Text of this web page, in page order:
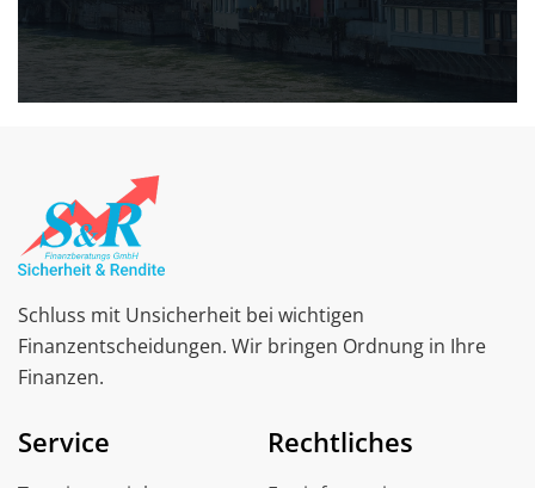
Schluss mit Unsicherheit bei wichtigen
Finanzentscheidungen. Wir bringen Ordnung in Ihre
Finanzen.
Service Rechtliches